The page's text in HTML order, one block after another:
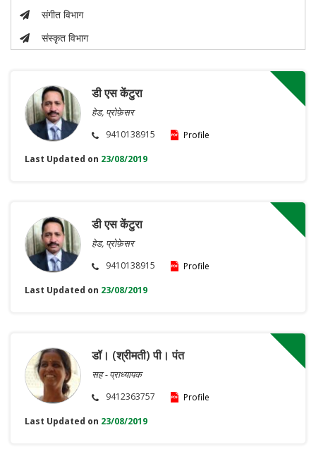
संगीत विभाग
संस्कृत विभाग
डी एस केंटुरा
हेड, प्रोफ़ेसर
9410138915
Profile
Last Updated on 23/08/2019
डी एस केंटुरा
हेड, प्रोफ़ेसर
9410138915
Profile
Last Updated on 23/08/2019
डॉ। (श्रीमती) पी। पंत
सह - प्राध्यापक
9412363757
Profile
Last Updated on 23/08/2019